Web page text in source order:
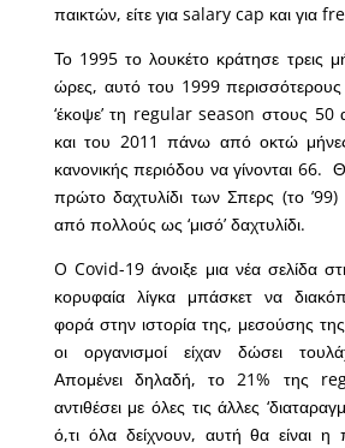
παικτών, είτε για salary cap και για
Το 1995 το λουκέτο κράτησε τρεις
ώρες, αυτό του 1999 περισσότερους
‘έκοψε’ τη regular season στους 50
και του 2011 πάνω από οκτώ
κανονικής περιόδου να γίνονται
πρώτο δαχτυλίδι των Σπερς (το ’99)
από πολλούς ως ‘μισό’ δαχτυλίδι.
O Covid-19 άνοιξε μια νέα σελίδα
κορυφαία λίγκα μπάσκετ να
φορά στην ιστορία της, μεσούσης
οι οργανισμοί είχαν δώσει
Απομένει δηλαδή, το 21% της
αντιθέσει με όλες τις άλλες
ό,τι όλα δείχνουν, αυτή θα είναι η